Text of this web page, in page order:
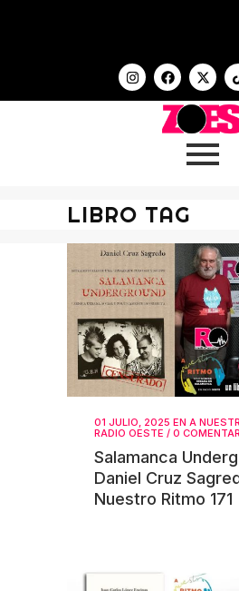
LIBRO TAG
01 JULIO, 2025 EN A
RADIO OESTE / 0
Salamanca
Daniel Cruz
Nuestro Ritmo 171